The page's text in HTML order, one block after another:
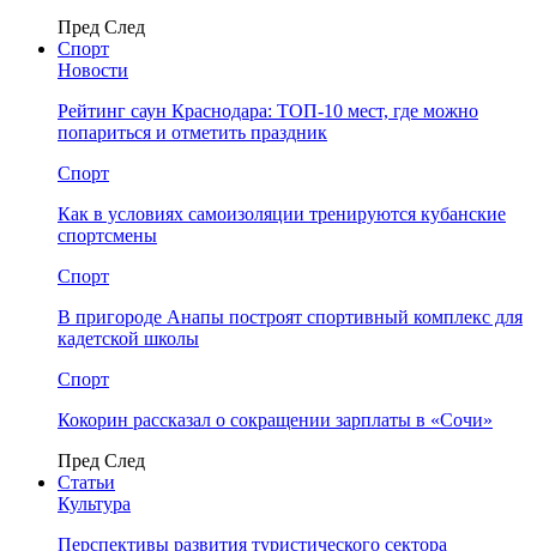
Пред След
Спорт
Новости
Рейтинг саун Краснодара: ТОП-10 мест, где можно
попариться и отметить праздник
Спорт
Как в условиях самоизоляции тренируются кубанские
спортсмены
Спорт
В пригороде Анапы построят спортивный комплекс для
кадетской школы
Спорт
Кокорин рассказал о сокращении зарплаты в «Сочи»
Пред След
Статьи
Культура
Перспективы развития туристического сектора